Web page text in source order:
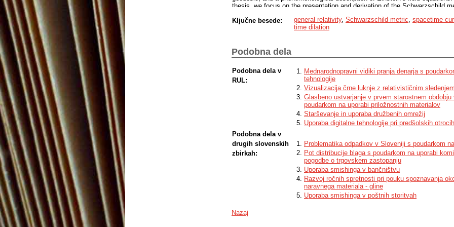
thesis, we focus on the presentation and derivation of the Schwarzschild
and planets. It describes the geometry of curved spacetime in the vicinity
mass. Furthermore, we present the operation of the GPS satellite
gravitational redshift, light deflection by a spherically symmetric mass
perihelion precession. These phenomena are qualitatively described as
deflection in a gravitational field, we briefly introduce gravitational lensing
in which the Sun is proposed to be used as a gravitational lens for
Ključne besede: general relativity, Schwarzschild metric spacetime
time dilation
Podobna dela
Podobna dela v
RUL:
Mednarodnopravni vidiki pranja denarja s
tehnologije
Vizualizacija črne luknje z relativističnim
Glasbeno ustvarjanje v prvem starostnem
poudarkom na uporabi priložnostnih materialov
Starševanje in uporaba družbenih omrežij
Uporaba digitalne tehnologije pri predšolskih
Podobna dela v
drugih slovenskih
zbirkah:
Problematika odpadkov v Sloveniji s poudarkom
Pot distribucije blaga s poudarkom na uporabi
pogodbe o trgovskem zastopanju
Uporaba smishinga v bančništvu
Razvoj ročnih spretnosti pri pouku spoznavanja
naravnega materiala - gline
Uporaba smishinga v poštnih storitvah
Nazaj